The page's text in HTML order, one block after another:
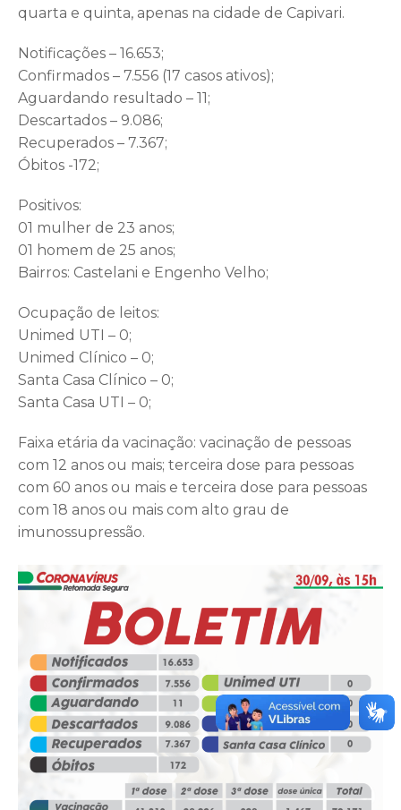
quarta e quinta, apenas na cidade de Capivari.
Notificações – 16.653;
Confirmados – 7.556 (17 casos ativos);
Aguardando resultado – 11;
Descartados – 9.086;
Recuperados – 7.367;
Óbitos -172;
Positivos:
01 mulher de 23 anos;
01 homem de 25 anos;
Bairros: Castelani e Engenho Velho;
Ocupação de leitos:
Unimed UTI – 0;
Unimed Clínico – 0;
Santa Casa Clínico – 0;
Santa Casa UTI – 0;
Faixa etária da vacinação: vacinação de pessoas
com 12 anos ou mais; terceira dose para pessoas
com 60 anos ou mais e terceira dose para pessoas
com 18 anos ou mais com alto grau de
imunossupressão.